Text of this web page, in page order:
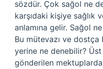
sözdür. Çok sağol ne
karşıdaki kişiye sağlık
anlamına gelir. Sağol
Bu mütevazı ve dostça
yerine ne denebilir?
gönderilen